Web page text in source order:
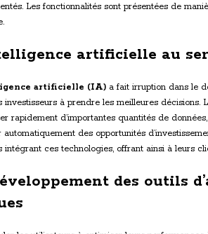
Les fonctionnalités sont présentées de
artificielle au
artificielle (IA) a fait irruption dans le
investisseurs à prendre les meilleures décisions.
rapidement d’importantes quantités de
automatiquement des opportunités
intégrant ces technologies, offrant ainsi à leurs
des outils